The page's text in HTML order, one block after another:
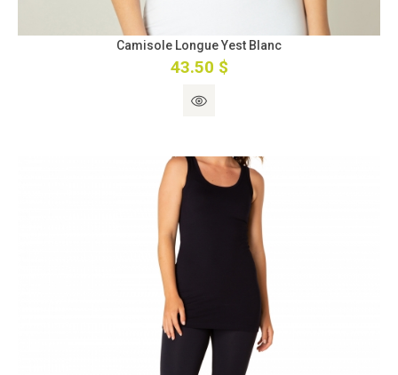
Camisole Longue Yest Blanc
43.50 $